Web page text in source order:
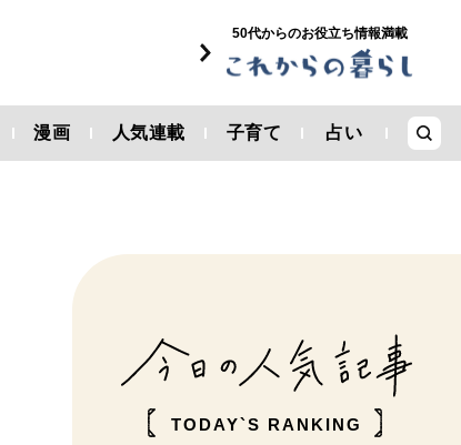
50代からのお役立ち情報満載
漫画 人気連載 子育て 占い
TODAY`S RANKING